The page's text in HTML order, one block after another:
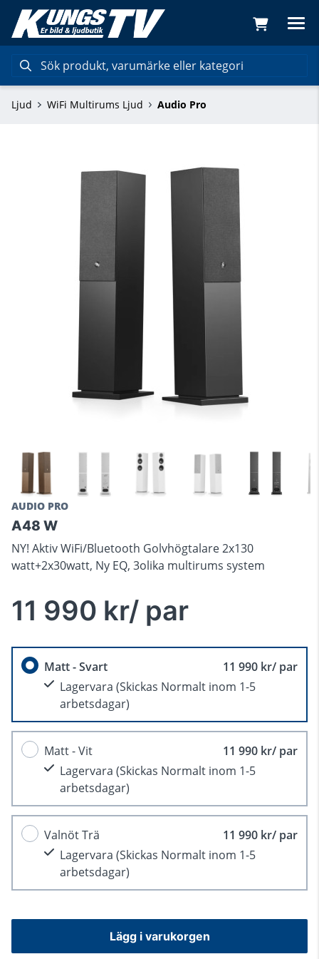
Ljud WiFi Multirums Ljud Audio Pro
AUDIO PRO
A48 W
NY! Aktiv WiFi/Bluetooth Golvhögtalare 2x130
watt+2x30watt, Ny EQ, 3olika multirums system
11 990 kr/ par
Matt - Svart
11 990 kr/ par
Lagervara (Skickas Normalt inom 1-5
arbetsdagar)
Matt - Vit
11 990 kr/ par
Lagervara (Skickas Normalt inom 1-5
arbetsdagar)
Valnöt Trä
11 990 kr/ par
Lagervara (Skickas Normalt inom 1-5
arbetsdagar)
Lägg i varukorgen